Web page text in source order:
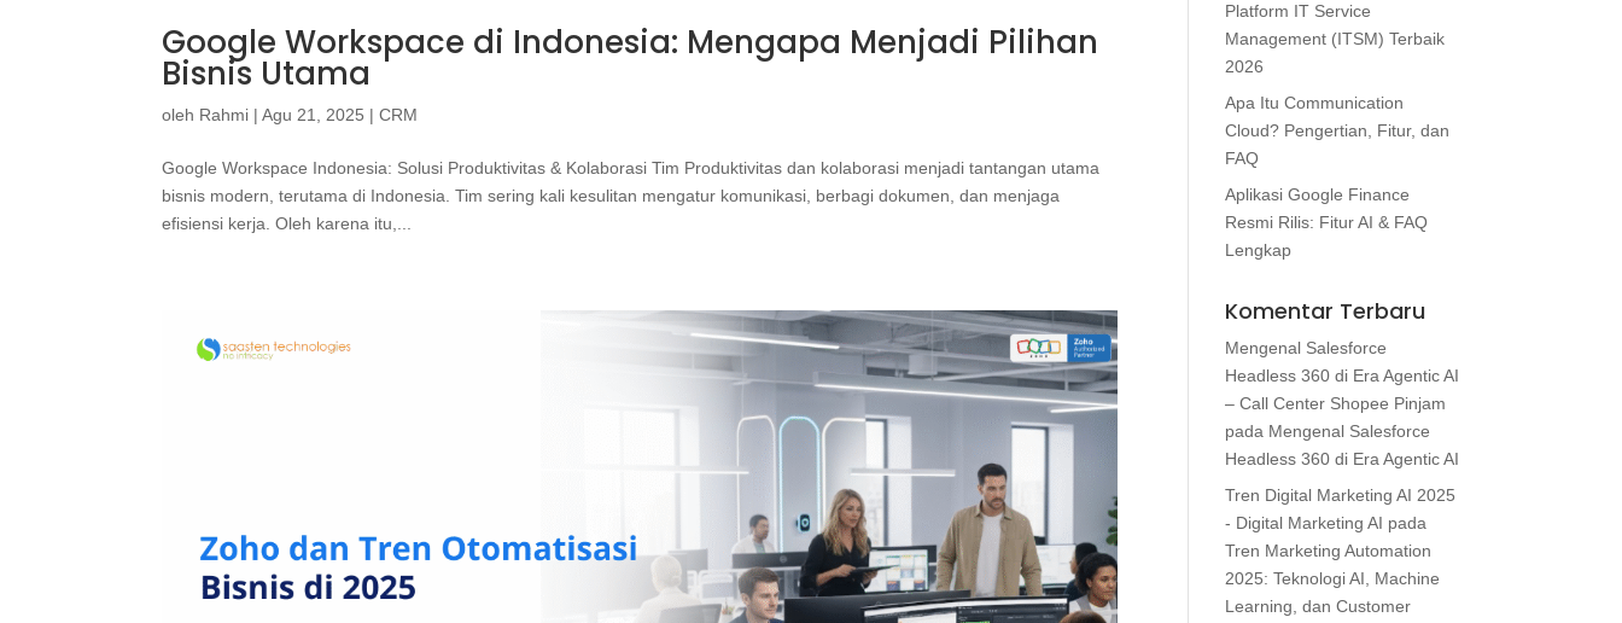
Google Workspace di Indonesia: Mengapa Menjadi Pilihan
Bisnis Utama
oleh Rahmi |Agu 21, 2025 |CRM
Google Workspace Indonesia: Solusi Produktivitas & Kolaborasi Tim Produktivitas dan kolaborasi menjadi tantangan utama
bisnis modern, terutama di Indonesia. Tim sering kali kesulitan mengatur komunikasi, berbagi dokumen, dan menjaga
efisiensi kerja. Oleh karena itu,...
Platform IT Service
Management (ITSM) Terbaik
2026
Apa Itu Communication
Cloud? Pengertian, Fitur, dan
FAQ
Aplikasi Google Finance
Resmi Rilis: Fitur AI & FAQ
Lengkap
Komentar Terbaru
Mengenal Salesforce
Headless 360 di Era Agentic AI
– Call Center Shopee Pinjam
pada Mengenal Salesforce
Headless 360 di Era Agentic AI
Tren Digital Marketing AI 2025
- Digital Marketing AI pada
Tren Marketing Automation
2025: Teknologi AI, Machine
Learning, dan Customer